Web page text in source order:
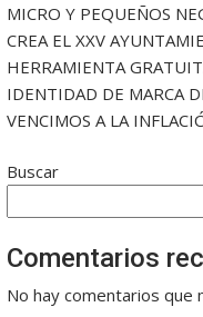
MICRO Y PEQUEÑOS
CREA EL XXV
HERRAMIENTA
IDENTIDAD DE MARCA
VENCIMOS A LA
Buscar
Comentarios
No hay comentarios que